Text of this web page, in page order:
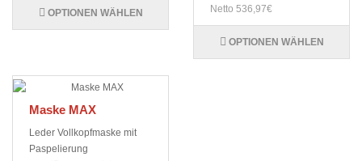
OPTIONEN WÄHLEN
Netto 536,97€
OPTIONEN WÄHLEN
Maske MAX
Leder Vollkopfmaske mit
Paspelierung